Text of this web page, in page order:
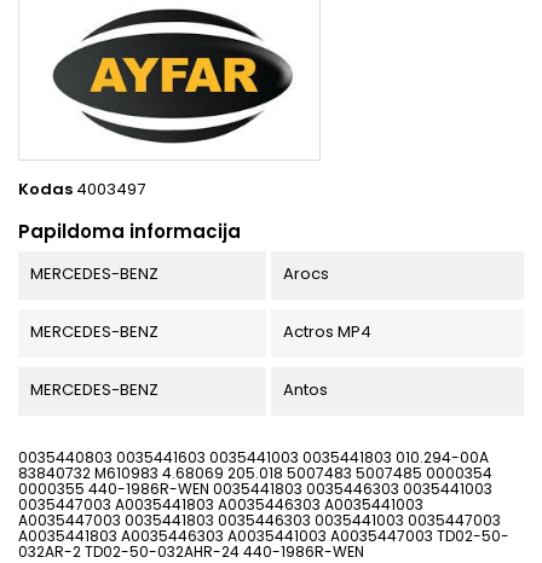
Kodas 4003497
Papildoma informacija
MERCEDES-BENZ Arocs
MERCEDES-BENZ Actros MP4
MERCEDES-BENZ Antos
0035440803 0035441603 0035441003 0035441803 010.294-00A
83840732 M610983 4.68069 205.018 5007483 5007485 0000354
0000355 440-1986R-WEN 0035441803 0035446303 0035441003
0035447003 A0035441803 A0035446303 A0035441003
A0035447003 0035441803 0035446303 0035441003 0035447003
A0035441803 A0035446303 A0035441003 A0035447003 TD02-50-
032AR-2 TD02-50-032AHR-24 440-1986R-WEN